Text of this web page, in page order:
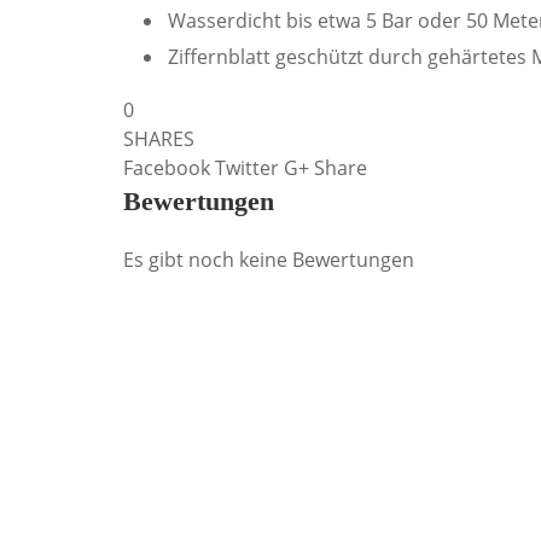
Wasserdicht bis etwa 5 Bar oder 50
Ziffernblatt geschützt durch gehärtetes
0
SHARES
Facebook Twitter G+ Share
Bewertungen
Es gibt noch keine Bewertungen